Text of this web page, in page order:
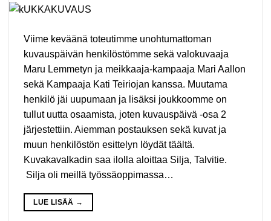
Viime keväänä toteutimme unohtumattoman
kuvauspäivän henkilöstömme sekä valokuvaaja
Maru Lemmetyn ja meikkaaja-kampaaja Mari Aallon
sekä Kampaaja Kati Teiriojan kanssa. Muutama
henkilö jäi uupumaan ja lisäksi joukkoomme on
tullut uutta osaamista, joten kuvauspäivä -osa 2
järjestettiin. Aiemman postauksen sekä kuvat ja
muun henkilöstön esittelyn löydät täältä.
Kuvakavalkadin saa ilolla aloittaa Silja, Talvitie.
Silja oli meillä työssäoppimassa…
LUE LISÄÄ →